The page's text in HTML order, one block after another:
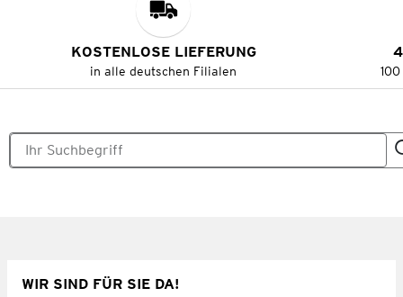
KOSTENLOSE LIEFERUNG
in alle deutschen Filialen
WIR SIND FÜR SIE DA!